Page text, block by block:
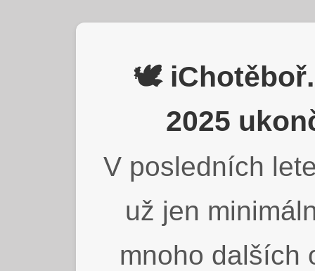
🕊️
2025
V posledních
už jen
mnoho dalších